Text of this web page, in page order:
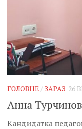
ГОЛОВНЕ / ЗАРАЗ 26
Анна
Кандидатка